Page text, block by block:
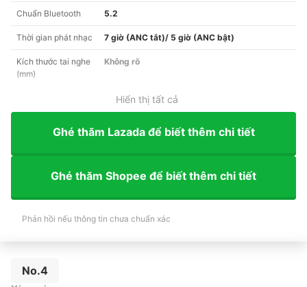
Chuẩn Bluetooth 5.2
Thời gian phát nhạc 7 giờ (ANC tắt)/ 5 giờ (ANC bật)
Kích thước tai nghe
(mm)
Không rõ
Hiển thị tất cả
Ghé thăm Lazada để biết thêm chi tiết
Ghé thăm Shopee để biết thêm chi tiết
Phản hồi nếu thông tin chưa chuẩn xác
No.4